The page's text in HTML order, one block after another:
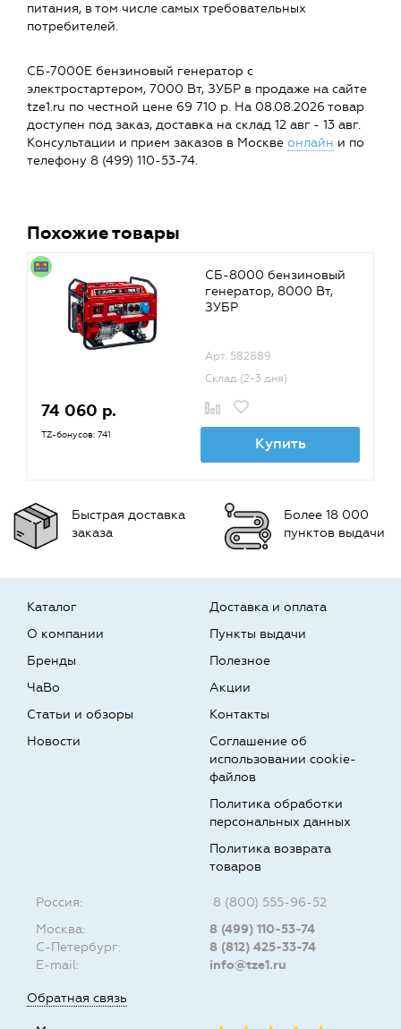
питания, в том числе самых требовательных
потребителей.
СБ-7000Е бензиновый генератор с
электростартером, 7000 Вт, ЗУБР в продаже на сайте
tze1.ru по честной цене 69 710 р. На 08.08.2026 товар
доступен под заказ, доставка на склад 12 авг - 13 авг.
Консультации и прием заказов в Москве онлайн и по
телефону 8 (499) 110-53-74.
Похожие товары
СБ-8000 бензиновый
генератор, 8000 Вт,
ЗУБР
Арт. 582889
Склад (2-3 дня)
74 060 р.
TZ-бонусов: 741 Купить
Быстрая доставка
заказа
Более 18 000
пунктов выдачи
Каталог
О компании
Бренды
Доставка и оплата
Пункты выдачи
Полезное
ЧаВо
Статьи и обзоры
Новости
Акции
Контакты
Соглашение об
использовании cookie-
файлов
Политика обработки
персональных данных
Политика возврата
товаров
Россия:
8 (800) 555-96-52
Москва:
8 (499) 110-53-74
С-Петербург:
8 (812) 425-33-74
E-mail:
info@tze1.ru
Обратная связь